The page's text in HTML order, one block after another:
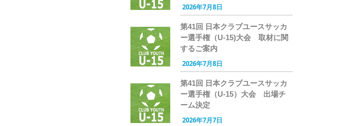
2026年7月8日
第41回 日本クラブユースサッカ
ー選手権（U-15)大会 取材に関
するご案内
2026年7月8日
第41回 日本クラブユースサッカ
ー選手権（U-15）大会 出場チ
ーム決定
2026年7月7日